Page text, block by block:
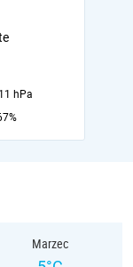
hPa
Marzec